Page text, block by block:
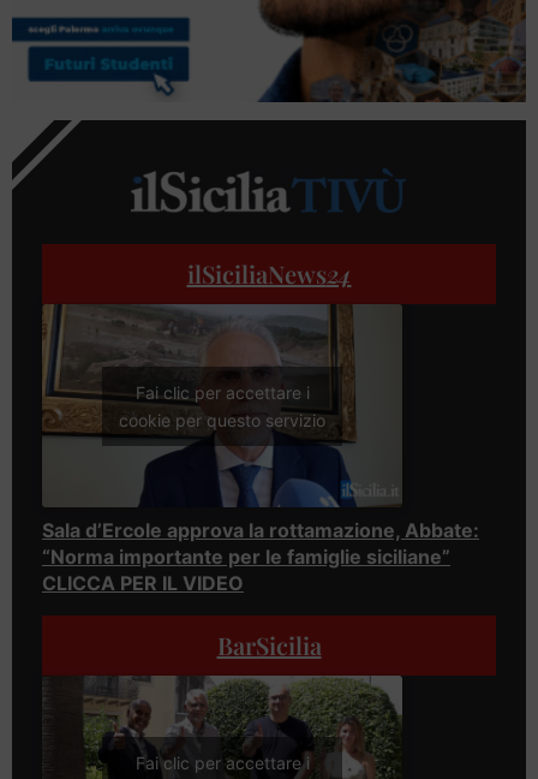
ilSiciliaNews24
Fai clic per accettare i
cookie per questo servizio
Sala d’Ercole approva la rottamazione, Abbate:
“Norma importante per le famiglie siciliane”
CLICCA PER IL VIDEO
BarSicilia
Fai clic per accettare i